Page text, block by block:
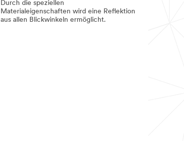
Durch die speziellen
Materialeigenschaften wird eine Reflektion
aus allen Blickwinkeln ermöglicht.